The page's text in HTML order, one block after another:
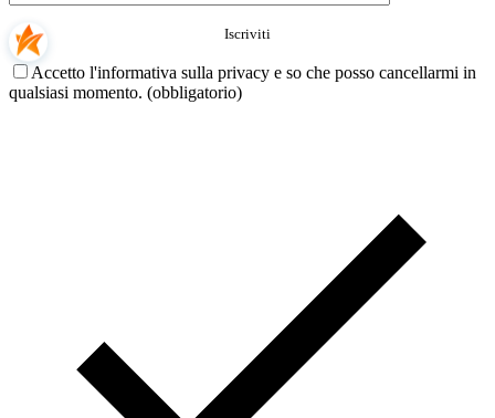
Accetto l'informativa sulla privacy e so che posso cancellarmi in
qualsiasi momento. (obbligatorio)